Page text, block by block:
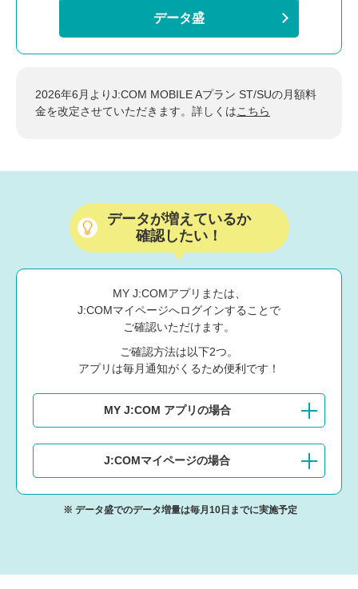
データ盛
2026年6月よりJ:COM MOBILE Aプラン ST/SUの月額料
金を改定させていただきます。詳しくはこちら
データが増えているか
確認したい！
MY J:COMアプリまたは、
J:COMマイページへログインすることで
ご確認いただけます。
ご確認方法は以下2つ。
アプリは毎月通知がくるため便利です！
MY J:COM アプリの場合
J:COMマイページの場合
データ盛でのデータ増量は毎月10日までに実施予定